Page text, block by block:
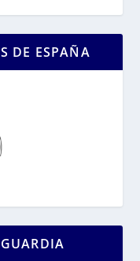
DE ESPAÑA